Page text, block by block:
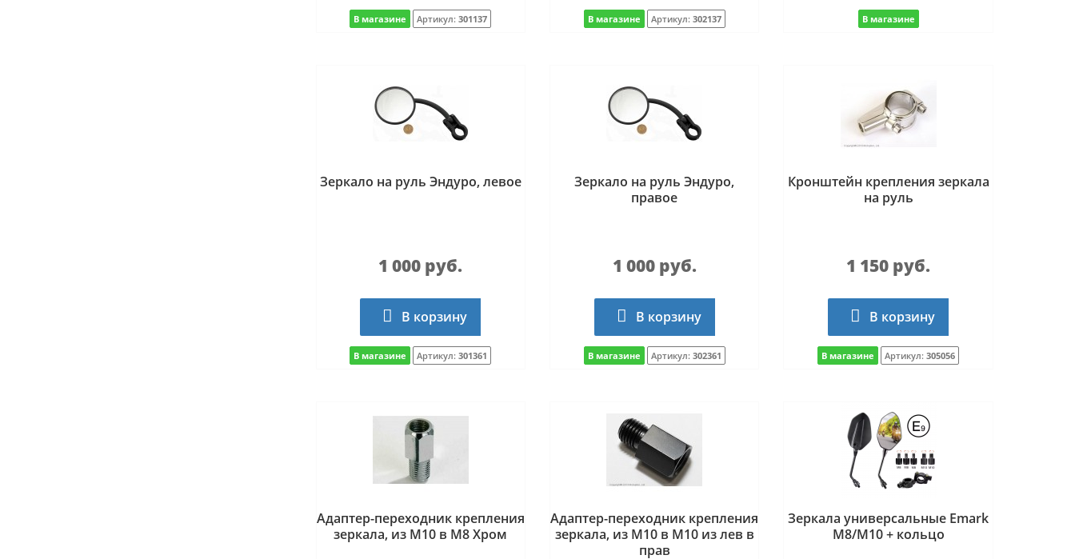
В магазине Артикул:301137 В магазине Артикул: 302137 В магазине
Зеркало на руль Эндуро, левое
1 000 руб.
В корзину
В магазине Артикул:301361
Зеркало на руль Эндуро,
правое
1 000 руб.
В корзину
В магазине Артикул: 302361
Кронштейн крепления зеркала
на руль
1 150 руб.
В корзину
В магазине Артикул:305056
Адаптер-переходник крепления
зеркала, из М10 в M8 Хром
Адаптер-переходник крепления
зеркала, из М10 в М10 из лев в
прав
Зеркала универсальные Emark
M8/M10 + кольцо